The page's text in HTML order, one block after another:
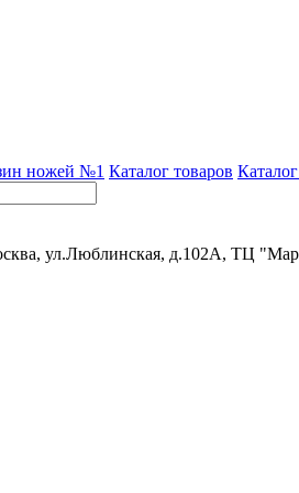
ножей №1 Каталог товаров
ул.Люблинская, д.102А, ТЦ